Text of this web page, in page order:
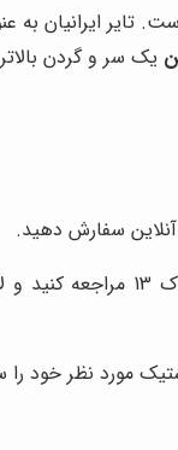
ایرانیان به
یک سر و گردن بالاتر
سفارش دهید.
به فروشگاه تایر ایرانیان واقع در